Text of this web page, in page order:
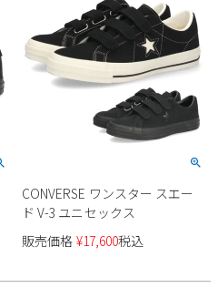
CONVERSE ワンスター スエー
ド V-3 ユニセックス
販売価格 ¥17,600税込